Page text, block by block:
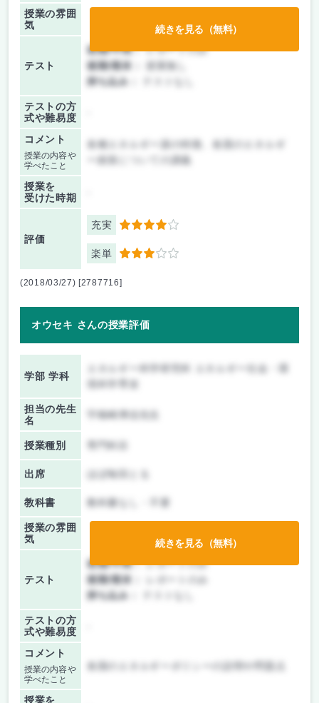
授業の雰囲
気
テスト
前期/中間：レポートのみ
後期/期末：
授業無し
持ち込み：
テストの方
式や難易度
コメント
授業の内容や
学べたこと
各種エネルギー源の特徴、各国のエネルギ
ー政策についての講義
授業を
受けた時期
評価
充実 4
楽単 3
続きを見る（無料）
(2018/03/27) [2787716]
オウセキ さんの授業評価
学部 学科
エネルギー科学研究科 エネルギー社会・環
担当の先生
名
宇根崎博信先生
授業種別
出席 ほぼ毎回とる
教科書 教科書なし・不要
授業の雰囲
気
テスト
前期/中間：レポートのみ
後期/期末：
持ち込み：
テストの方
式や難易度
コメント
授業の内容や
学べたこと
授業を
続きを見る（無料）